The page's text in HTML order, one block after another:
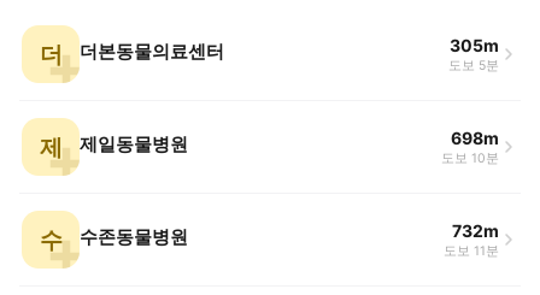
더 더본동물의료센터 305m
도보 5분
제 제일동물병원 698m
도보 10분
수 수존동물병원 732m
도보 11분